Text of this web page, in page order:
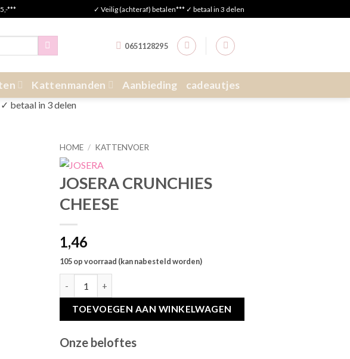
*** ✓ Veilig (achteraf) betalen*** ✓ betaal in 3 delen
0651128295
Kattenmanden Aanbieding cadeautjes
betaal in 3 delen
HOME / KATTENVOER
JOSERA CRUNCHIES
CHEESE
1,46
105 op voorraad (kan nabesteld worden)
TOEVOEGEN AAN WINKELWAGEN
Onze beloftes